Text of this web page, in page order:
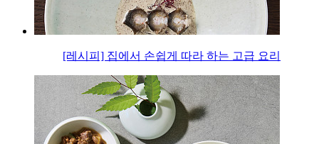
[레시피] 집에서 손쉽게 따라 하는 고급 요리